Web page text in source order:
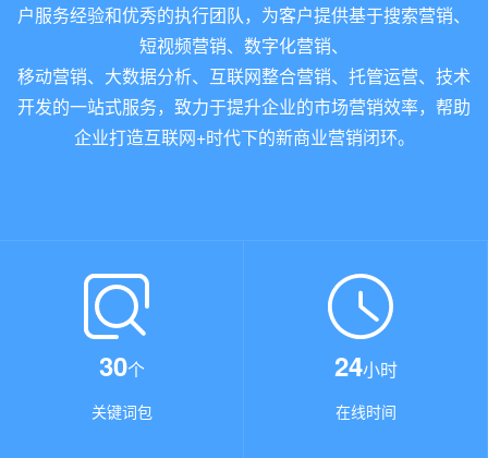
户服务经验和优秀的执行团队，为客户提供基于搜索营销、
短视频营销、数字化营销、
移动营销、大数据分析、互联网整合营销、托管运营、技术
开发的一站式服务，致力于提升企业的市场营销效率，帮助
企业打造互联网+时代下的新商业营销闭环。
30个
关键词包
24小时
在线时间